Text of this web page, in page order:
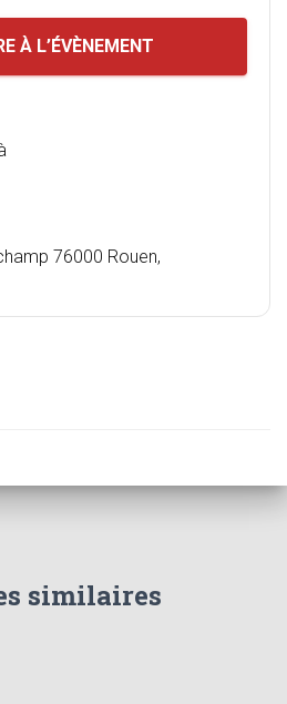
À L’ÉVÈNEMENT
76000 Rouen,
similaires